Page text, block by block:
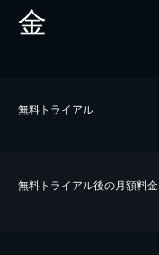
金
無料トライアル
無料トライアル後の⽉額料金